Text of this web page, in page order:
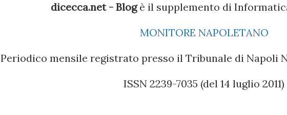
dicecca.net - Blogè il supplemento di
MONITORE NAPOLETANO
Periodico mensile registrato presso il Tribunale di Napoli
ISSN 2239-7035 (del 14 luglio 2011)